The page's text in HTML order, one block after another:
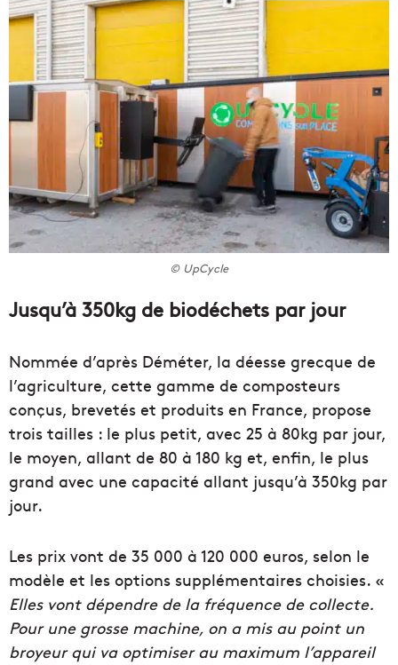
© UpCycle
Jusqu’à 350kg de biodéchets par jour
Nommée d’après Déméter, la déesse grecque de
l’agriculture, cette gamme de composteurs
conçus, brevetés et produits en France, propose
trois tailles : le plus petit, avec 25 à 80kg par jour,
le moyen, allant de 80 à 180 kg et, enfin, le plus
grand avec une capacité allant jusqu’à 350kg par
jour.
Les prix vont de 35 000 à 120 000 euros, selon le
modèle et les options supplémentaires choisies. «
Elles vont dépendre de la fréquence de collecte.
Pour une grosse machine, on a mis au point un
broyeur qui va optimiser au maximum l’appareil